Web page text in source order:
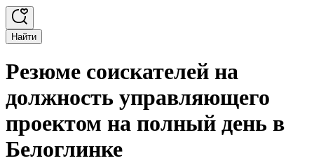
Найти
Резюме соискателей на
должность управляющего
проектом на полный день в
Белоглинке